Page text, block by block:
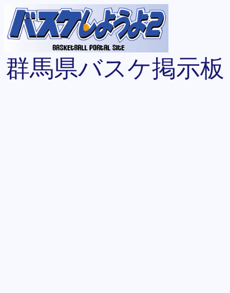
群馬県バスケ掲示板